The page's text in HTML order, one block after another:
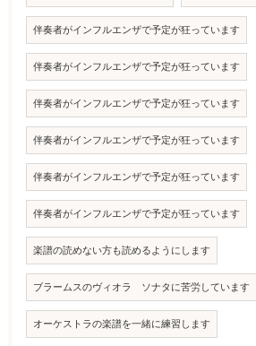
伴奏者がインフルエンザで予定が狂っています
伴奏者がインフルエンザで予定が狂っています
伴奏者がインフルエンザで予定が狂っています
伴奏者がインフルエンザで予定が狂っています
伴奏者がインフルエンザで予定が狂っています
伴奏者がインフルエンザで予定が狂っています
楽譜の読めない方も読めるようにします
ブラームスのヴィオラ ソナタに苦労しています
オーケストラの楽譜を一緒に練習します